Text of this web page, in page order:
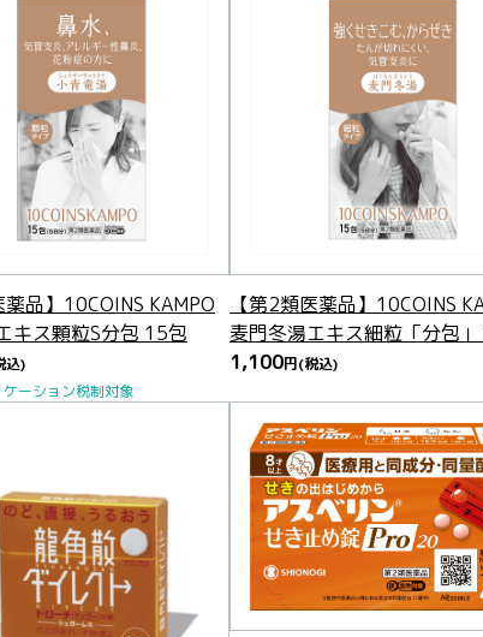
薬品】10COINS KAMPO
キス顆粒S分包 15包
込)
ーション税制対象
【第2類医薬品】10COINS
麦門冬湯エキス細粒「分包
1,100円(税込)